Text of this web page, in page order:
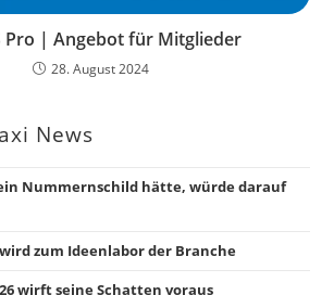
Pro | Angebot für Mitglieder
28. August 2024
News
Nummernschild hätte, würde darauf
zum Ideenlabor der Branche
wirft seine Schatten voraus